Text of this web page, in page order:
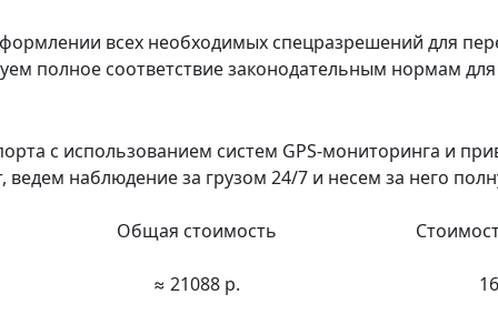
всех необходимых спецразрешений для
полное соответствие законодательным нормам
с использованием систем GPS-мониторинга и
наблюдение за грузом 24/7 и несем за него
Общая стоимость
≈ 21088 р.